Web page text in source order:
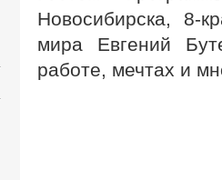
Новосибирска, 8-
мира Евгений
работе, мечтах и